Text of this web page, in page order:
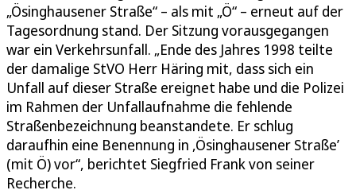
„Ösinghausener Straße“ – als mit „Ö“ – erneut auf der
Tagesordnung stand. Der Sitzung vorausgegangen
war ein Verkehrsunfall. „Ende des Jahres 1998 teilte
der damalige StVO Herr Häring mit, dass sich ein
Unfall auf dieser Straße ereignet habe und die Polizei
im Rahmen der Unfallaufnahme die fehlende
Straßenbezeichnung beanstandete. Er schlug
daraufhin eine Benennung in ,Ösinghausener Straße’
(mit Ö) vor“, berichtet Siegfried Frank von seiner
Recherche.